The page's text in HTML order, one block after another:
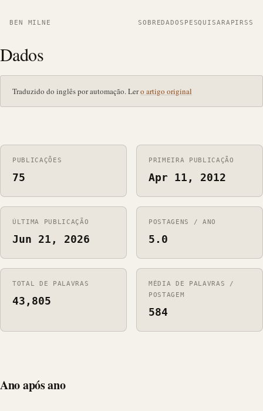
BEN MILNE SOBREDADOS PESQUISARAPIRSS
Dados
Traduzido do inglês por automação. Lero artigo original
PUBLICAÇÕES
75
PRIMEIRA PUBLICAÇÃO
Apr 11, 2012
ÚLTIMA PUBLICAÇÃO
Jun 21, 2026
POSTAGENS / ANO
5.0
TOTAL DE PALAVRAS
43,805
MÉDIA DE PALAVRAS /
POSTAGEM
584
Ano após ano